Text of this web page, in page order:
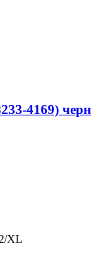
4169) черн
XL